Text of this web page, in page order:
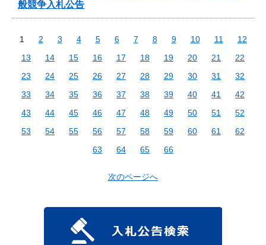
般競争入札公告
1 2 3 4 5 6 7 8 9 10 11
12
13
14 15 16 17 18 19 20 21
22
23
24 25 26 27 28 29 30 31
32
33
34 35 36 37 38 39 40 41
42
43
44 45 46 47 48 49 50 51
52
53
54 55 56 57 58 59 60 61
62
63
64 65 66
次のページへ